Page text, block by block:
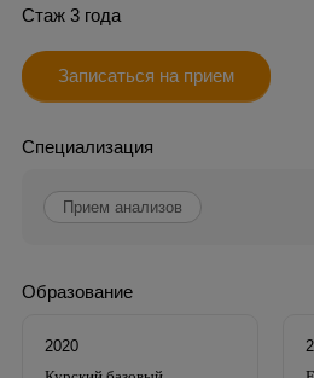
Стаж 3 года
Записаться на прием
Специализация
Прием анализов
Образование
2020